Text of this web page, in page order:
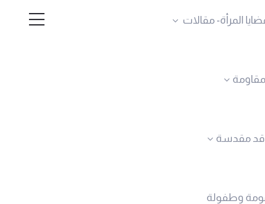
المرأة- مقالات
مقدسة
وطفولة